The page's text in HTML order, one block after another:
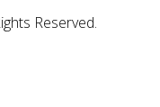
Reserved.